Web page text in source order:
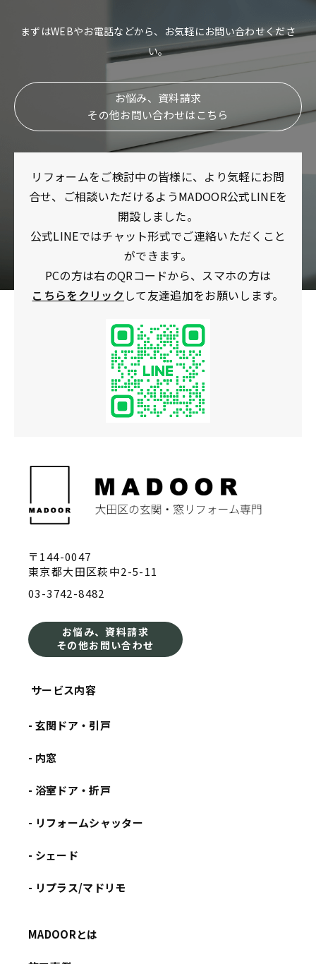
まずはWEBやお電話などから、お気軽にお問い合わせくださ
い。
お悩み、資料請求
その他お問い合わせはこちら
リフォームをご検討中の皆様に、より気軽にお問
合せ、ご相談いただけるようMADOOR公式LINEを
開設しました。
公式LINEではチャット形式でご連絡いただくこと
ができます。
PCの方は右のQRコードから、スマホの方は
こちらをクリック して友達追加をお願いします。
〒144-0047
東京都大田区萩中2-5-11
03-3742-8482
お悩み、資料請求
その他お問い合わせ
サービス内容
- 玄関ドア・引戸
- 内窓
- 浴室ドア・折戸
- リフォームシャッター
- シェード
- リプラス/マドリモ
MADOORとは